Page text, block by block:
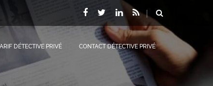
DÉTECTIVE PRIVÉ CONTACT DÉTECTIVE PRIVÉ